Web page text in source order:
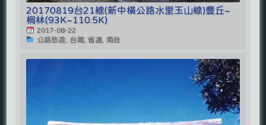
20170819台21線(新中橫公路水里玉山線)豐丘~
桐林(93K~110.5K)
2017-08-22
公路悠遊, 台灣, 省道, 南投